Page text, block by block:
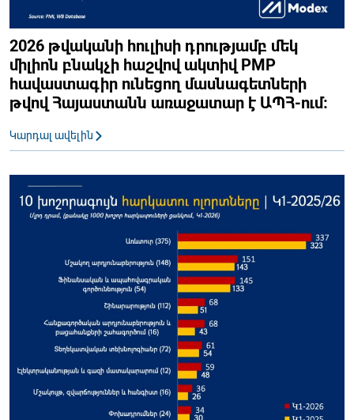
2026 թվականի հուլիսի դրությամբ մեկ
միլիոն բնակչի հաշվով ակտիվ PMP
հավաստագիր ունեցող մասնագետների
թվով Հայաստանն առաջատար է ԱՊՀ-ում։
Կարդալ ավելին